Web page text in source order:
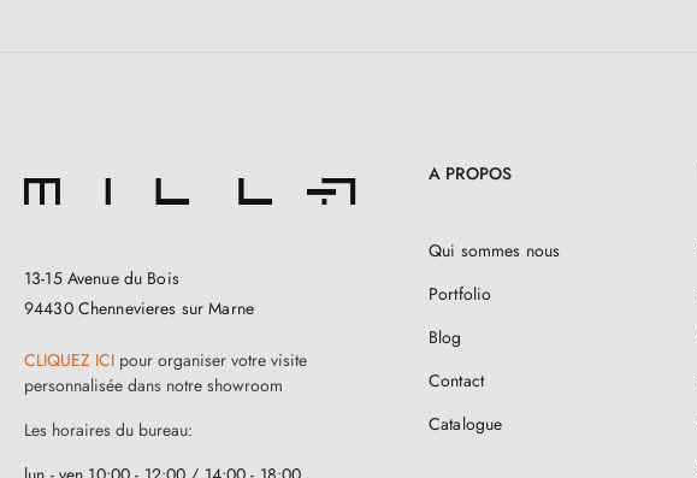
13-15 Avenue du Bois
94430 Chennevieres sur Marne
CLIQUEZ ICI pour organiser votre visite
personnalisée dans notre showroom
Les horaires du bureau:
A PROPOS
Qui sommes nous
Portfolio
Blog
Contact
Catalogue